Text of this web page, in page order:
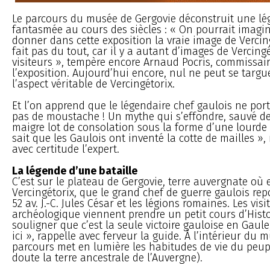
Le parcours du musée de Gergovie déconstruit une
fantasmée au cours des siècles : « On pourrait
donner dans cette exposition la vraie image de
fait pas du tout, car il y a autant d’images de
visiteurs », tempère encore Arnaud Pocris,
l’exposition. Aujourd’hui encore, nul ne peut se
l’aspect véritable de Vercingétorix.
Et l’on apprend que le légendaire chef gaulois ne
pas de moustache ! Un mythe qui s’effondre, sauvé
maigre lot de consolation sous la forme d’une
sait que les Gaulois ont inventé la cotte de mailles »,
avec certitude l’expert.
La légende d’une bataille
C’est sur le plateau de Gergovie, terre auvergnate où
Vercingétorix, que le grand chef de guerre gaulois
52 av. J.-C. Jules César et les légions romaines. Les
archéologique viennent prendre un petit cours
souligner que c’est la seule victoire gauloise en
ici », rappelle avec ferveur la guide. À l’intérieur du
parcours met en lumière les habitudes de vie du
doute la terre ancestrale de l’Auvergne).